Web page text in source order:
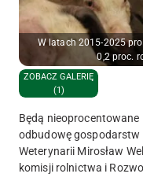
W latach 2015-2025
0,2 proc.
ZOBACZ GALERIĘ
(1)
Będą nieoprocentowane
odbudowę gospodarstw
Weterynarii Mirosław
komisji rolnictwa i